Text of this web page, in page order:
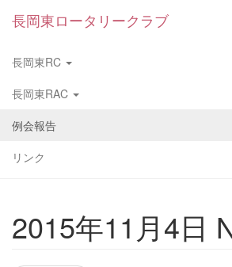
長岡東ロータリークラブ
長岡東RC
長岡東RAC
例会報告
リンク
2015年11月4日